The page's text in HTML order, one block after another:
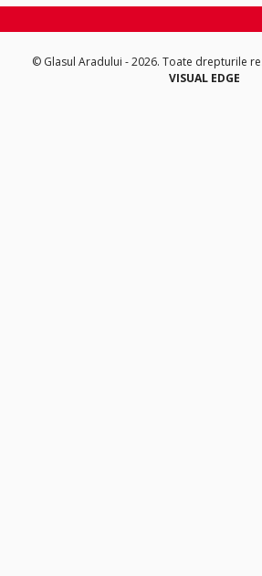
© Glasul Aradului - 2026. Toate drepturile
VISUAL EDGE